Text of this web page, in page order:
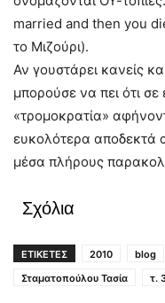
married and then you
το Μιζούρι).
Αν γουστάρει κανείς
μπορούσε να πει ότι
«τρομοκρατία»
ευκολότερα αποδεκτά
μέσα πλήρους
Σχόλια
ΕΤΙΚΕΤΕΣ 2010 blog
Σταματοπούλου Τασία
τ.